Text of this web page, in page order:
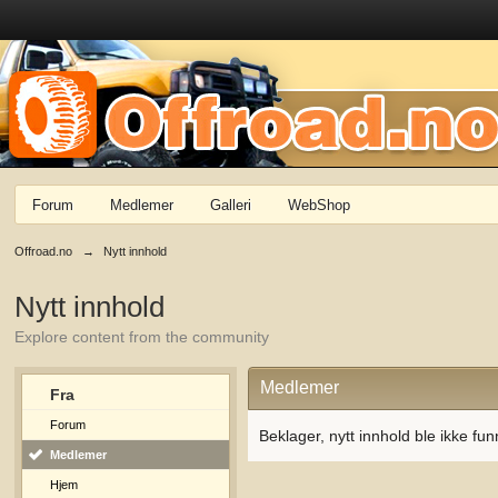
Forum Medlemer Galleri WebShop
Offroad.no → Nytt innhold
Nytt innhold
Explore content from the community
Fra
Forum
Medlemer
Hjem
Medlemer
Beklager, nytt innhold ble ikke